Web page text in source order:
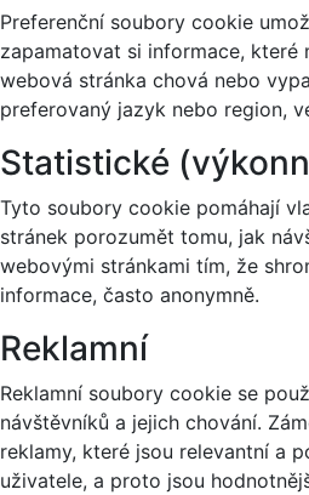
Preferenční soubory cookie
zapamatovat si informace, které
webová stránka chová nebo
preferovaný jazyk nebo region,
Statistické
Tyto soubory cookie pomáhají
stránek porozumět tomu, jak
webovými stránkami tím, že
informace, často anonymně.
Reklamní
Reklamní soubory cookie se
návštěvníků a jejich chování.
reklamy, které jsou relevantní a
uživatele, a proto jsou